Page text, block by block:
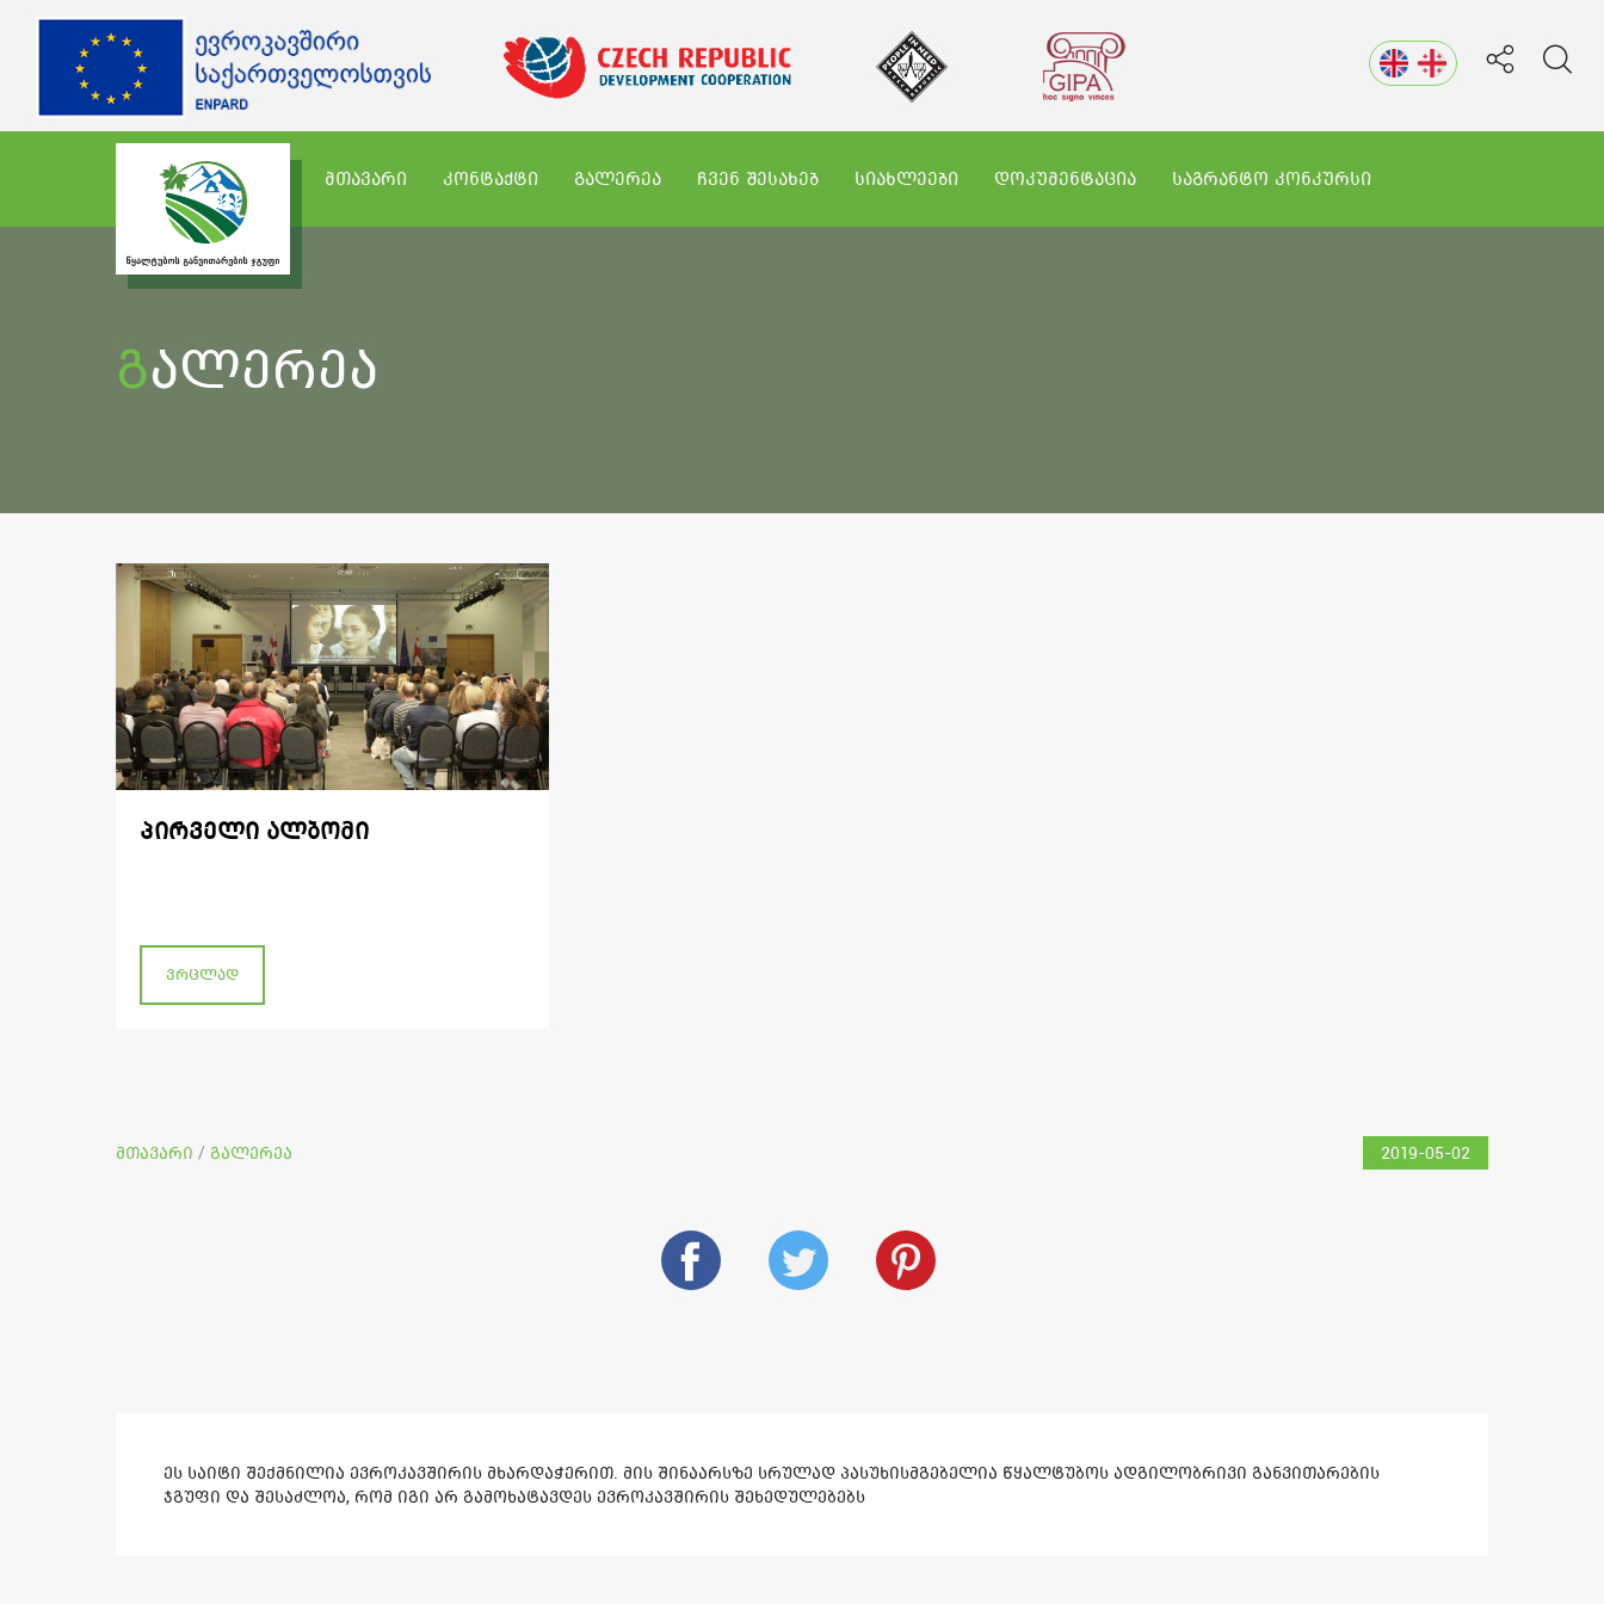
ᲛᲗᲐᲕᲐᲠᲘ ᲙᲝᲜᲢᲐᲥᲢᲘ ᲒᲐᲚᲔᲠᲔᲐ ᲩᲕᲔᲜ ᲨᲔᲡᲐᲮᲔᲑ ᲡᲘᲐᲮᲚᲔᲔᲑᲘ ᲓᲝᲙᲣᲛᲔᲜᲢᲐᲪᲘᲐ ᲡᲐᲒᲠᲐᲜᲢᲝ ᲙᲝᲜᲙᲣᲠᲡᲘ
Გალერეა
პირველი ალბომი
ვრცლად
მთავარი / გალერეა 2019-05-02
ეს საიტი შექმნილია ევროკავშირის მხარდაჭერით. მის შინაარსზე სრულად პასუხისმგებელია წყალტუბოს ადგილობრივი განვითარების
ჯგუფი და შესაძლოა, რომ იგი არ გამოხატავდეს ევროკავშირის შეხედულებებს